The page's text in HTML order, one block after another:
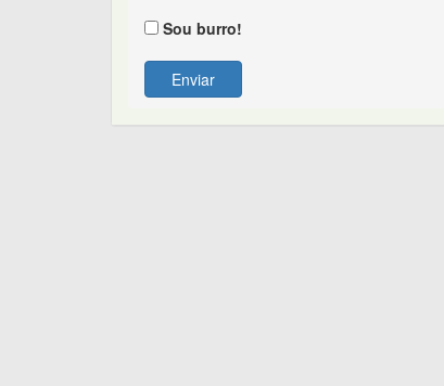
Sou burro!
Enviar